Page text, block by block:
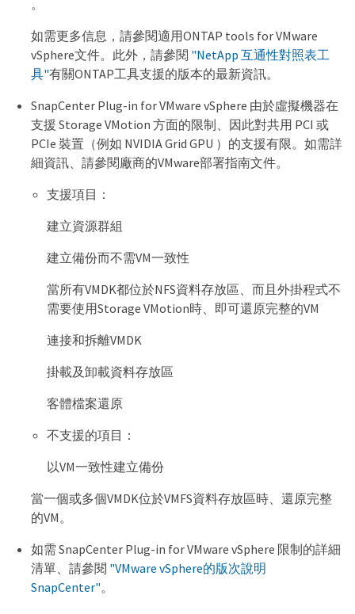
。
如需更多信息，請參閱適用ONTAP tools for VMware
vSphere文件。此外，請參閱 "NetApp 互通性對照表工
具"有關ONTAP工具支援的版本的最新資訊。
SnapCenter Plug-in for VMware vSphere 由於虛擬機器在
支援 Storage VMotion 方面的限制、因此對共用 PCI 或
PCIe 裝置（例如 NVIDIA Grid GPU ）的支援有限。如需詳
細資訊、請參閱廠商的VMware部署指南文件。
支援項目：
建立資源群組
建立備份而不需VM一致性
當所有VMDK都位於NFS資料存放區、而且外掛程式不
需要使用Storage VMotion時、即可還原完整的VM
連接和拆離VMDK
掛載及卸載資料存放區
客體檔案還原
不支援的項目：
以VM一致性建立備份
當一個或多個VMDK位於VMFS資料存放區時、還原完整
的VM。
如需 SnapCenter Plug-in for VMware vSphere 限制的詳細
清單、請參閱 "VMware vSphere的版次說明
SnapCenter"。